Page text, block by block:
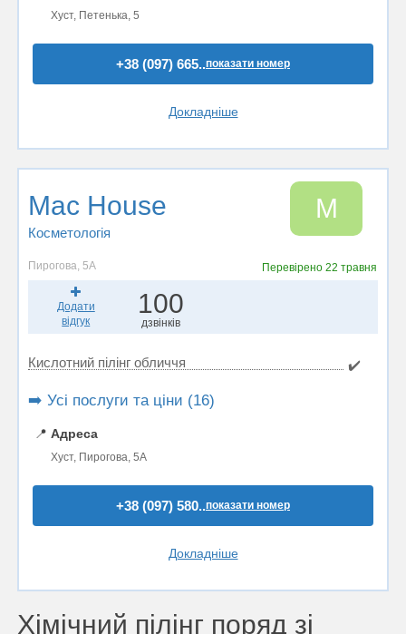
Хуст, Петенька, 5
+38 (097) 665..показати номер
Докладніше
Mac House
Косметологія
M
Пирогова, 5А Перевірено22 травня
Додати
відгук
100
дзвінків
Кислотний пілінг обличчя ✔️
➡️ Усі послуги та ціни (16)
📍 Адреса
Хуст, Пирогова, 5А
+38 (097) 580..показати номер
Докладніше
Хімічний пілінг поряд зі